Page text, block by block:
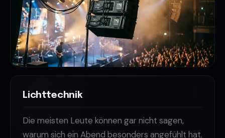
Lichttechnik
Die meisten Leute können gar nicht sagen,
warum sich ein Abend besonders angefühlt hat.